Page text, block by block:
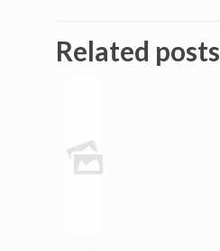
Related posts